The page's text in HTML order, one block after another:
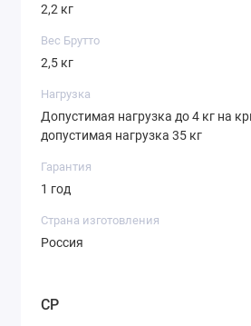
2,2 кг
Вес Брутто
2,5 кг
Нагрузка
Допустимая нагрузка до 4 кг на
допустимая нагрузка 35 кг
Гарантия
1 год
Страна изготовления
Россия
CP